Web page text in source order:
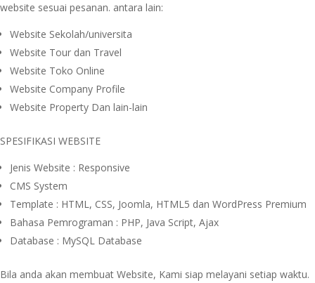
website sesuai pesanan. antara lain:
Website Sekolah/universita
Website Tour dan Travel
Website Toko Online
Website Company Profile
Website Property Dan lain-lain
SPESIFIKASI WEBSITE
Jenis Website : Responsive
CMS System
Template : HTML, CSS, Joomla, HTML5 dan WordPress Premium
Bahasa Pemrograman : PHP, Java Script, Ajax
Database : MySQL Database
Bila anda akan membuat Website, Kami siap melayani setiap waktu.